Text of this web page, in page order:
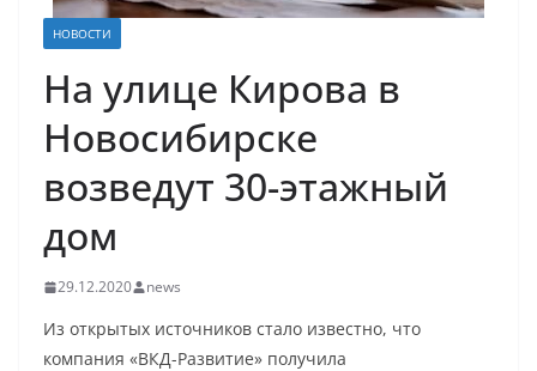
НОВОСТИ
На улице Кирова в
Новосибирске
возведут 30-этажный
дом
29.12.2020 news
Из открытых источников стало известно, что
компания «ВКД-Развитие» получила